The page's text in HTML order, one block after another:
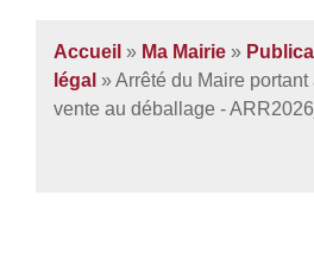
Accueil » Ma Mairie »
légal » Arrêté du Maire
vente au déballage -